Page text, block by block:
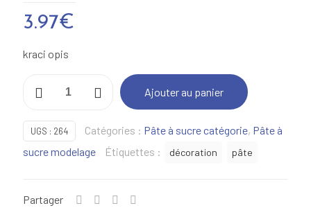
3.97€
kraci opis
Pâte
à
sucre
couleur
Ajouter au panier
UGS : 264 Catégories : Pâte à sucre catégorie, Pâte à
sucre modelage
Étiquettes : décoration pâte
Partager